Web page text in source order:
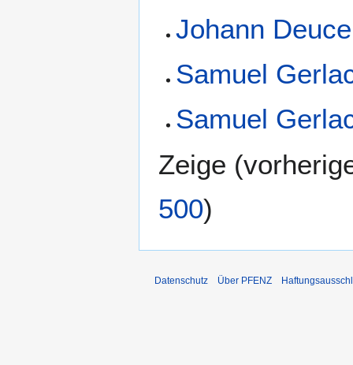
Johann
Samuel
Samuel
Zeige (
500)
Datenschutz Über PFENZ